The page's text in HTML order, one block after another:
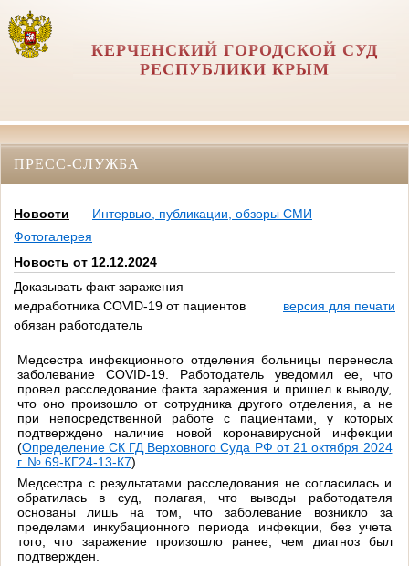
КЕРЧЕНСКИЙ ГОРОДСКОЙ СУД
РЕСПУБЛИКИ КРЫМ
ПРЕСС-СЛУЖБА
Новости
Интервью, публикации, обзоры СМИ
Фотогалерея
Новость от 12.12.2024
Доказывать факт заражения
медработника COVID-19 от пациентов
обязан работодатель
версия для печати
Медсестра инфекционного отделения больницы перенесла
заболевание COVID-19. Работодатель уведомил ее, что
провел расследование факта заражения и пришел к выводу,
что оно произошло от сотрудника другого отделения, а не
при непосредственной работе с пациентами, у которых
подтверждено наличие новой коронавирусной инфекции
(Определение СК ГД Верховного Суда РФ от 21 октября 2024
г. № 69-КГ24-13-К7).
Медсестра с результатами расследования не согласилась и
обратилась в суд, полагая, что выводы работодателя
основаны лишь на том, что заболевание возникло за
пределами инкубационного периода инфекции, без учета
того, что заражение произошло ранее, чем диагноз был
подтвержден.